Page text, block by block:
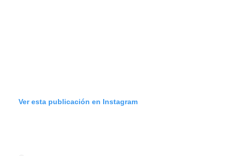
Ver esta publicación en Instagram